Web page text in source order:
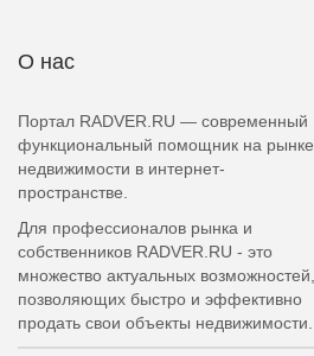
О нас
Портал RADVER.RU — современный
функциональный помощник на рынке
недвижимости в интернет-
пространстве.
Для профессионалов рынка и
собственников RADVER.RU - это
множество актуальных возможностей,
позволяющих быстро и эффективно
продать свои объекты недвижимости.